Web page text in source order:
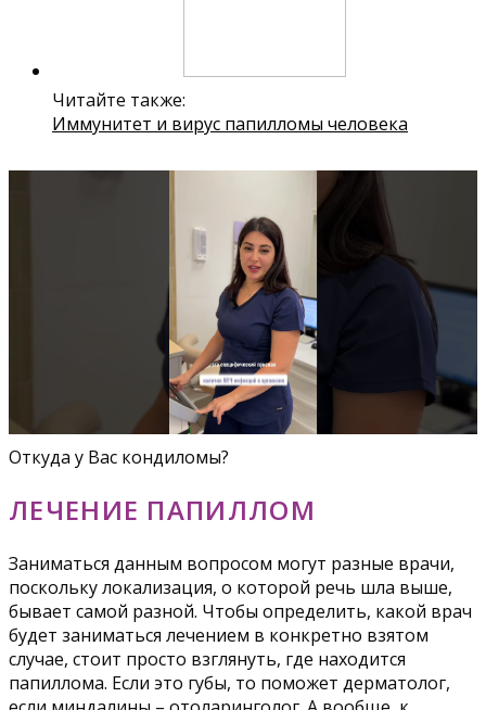
Читайте также:
Иммунитет и вирус папилломы человека
Откуда у Вас кондиломы?
ЛЕЧЕНИЕ ПАПИЛЛОМ
Заниматься данным вопросом могут разные врачи,
поскольку локализация, о которой речь шла выше,
бывает самой разной. Чтобы определить, какой врач
будет заниматься лечением в конкретно взятом
случае, стоит просто взглянуть, где находится
папиллома. Если это губы, то поможет дерматолог,